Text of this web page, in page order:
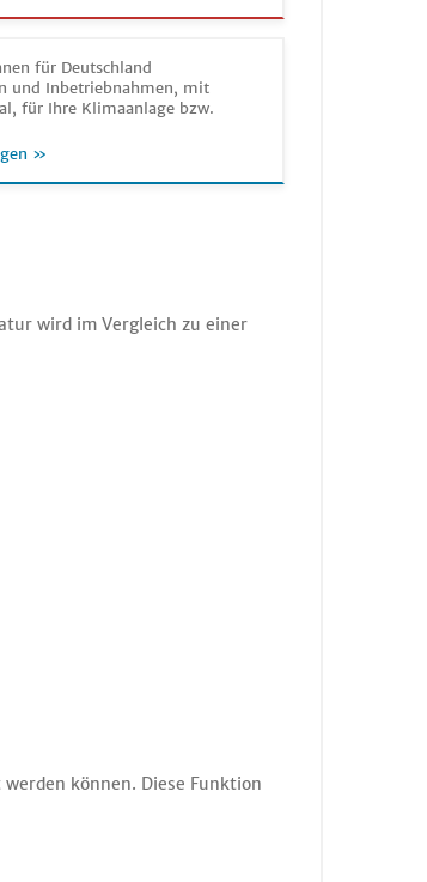
für Deutschland
und Inbetriebnahmen, mit
für Ihre Klimaanlage bzw.
»
wird im Vergleich zu einer
können. Diese Funktion